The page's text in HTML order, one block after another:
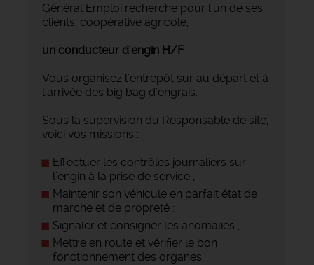
Général Emploi recherche pour l'un de ses
clients, coopérative agricole,
un conducteur d'engin H/F
Vous organisez l'entrepôt sur au départ et à
l'arrivée des big bag d'engrais.
Sous la supervision du Responsable de site,
voici vos missions :
Effectuer les contrôles journaliers sur
l’engin à la prise de service ;
Maintenir son véhicule en parfait état de
marche et de propreté ;
Signaler et consigner les anomalies ;
Mettre en route et vérifier le bon
fonctionnement des organes,